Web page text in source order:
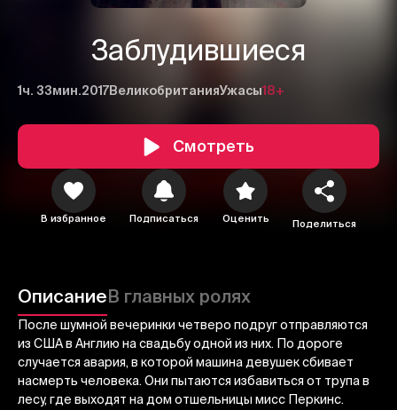
Заблудившиеся
1ч. 33мин.2017ВеликобританияУжасы18+
Смотреть
В избранное Подписаться Оценить Поделиться
ОписаниеВ главных ролях
После шумной вечеринки четверо подруг отправляются
из США в Англию на свадьбу одной из них. По дороге
случается авария, в которой машина девушек сбивает
насмерть человека. Они пытаются избавиться от трупа в
лесу, где выходят на дом отшельницы мисс Перкинс.
Отправить